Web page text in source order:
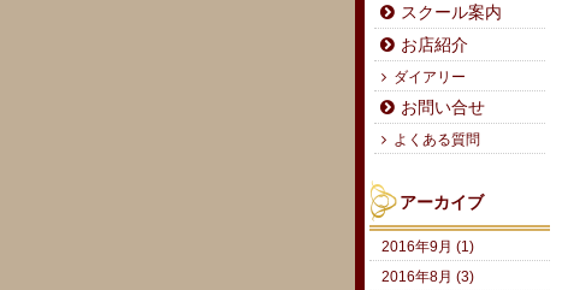
スクール案内
お店紹介
ダイアリー
お問い合せ
よくある質問
アーカイブ
2016年9月 (1)
2016年8月 (3)